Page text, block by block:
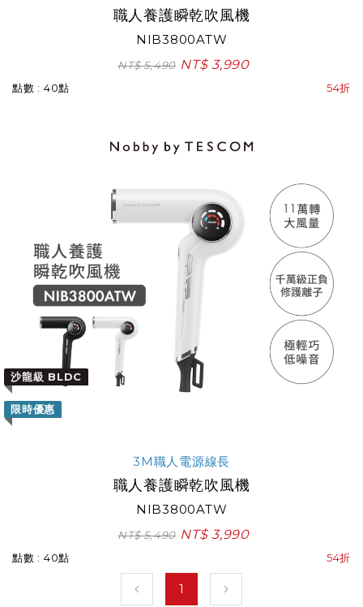
職人養護瞬乾吹風機
NIB3800ATW
NT$ 5,490 NT$ 3,990
點數 : 40點 54折
限時優惠
沙龍級 BLDC
3M職人電源線長
職人養護瞬乾吹風機
NIB3800ATW
NT$ 5,490 NT$ 3,990
點數 : 40點 54折
1